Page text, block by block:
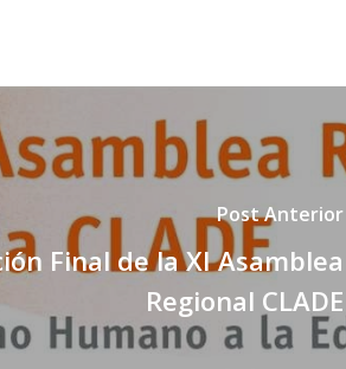
Post Anterior
Final de la XI Asamblea
Regional CLADE